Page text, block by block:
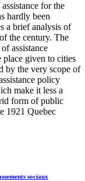
for the
hardly been
a brief analysis of
the century. The
assistance
place given to cities
by the very scope of
policy
make it less a
form of public
1921 Quebec
sociaux